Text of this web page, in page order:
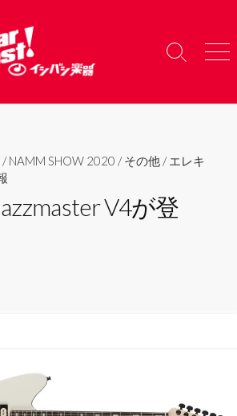
検
り
メ
ー
/NAMM SHOW 2020 /その他 /エレキ
V4が登